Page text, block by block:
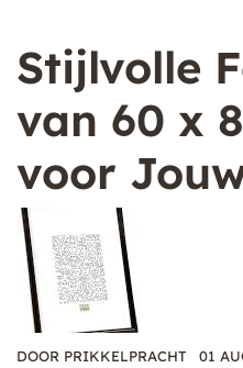
Stijlvolle
van 60 x
voor
DOOR PRIKKELPRACHT 01